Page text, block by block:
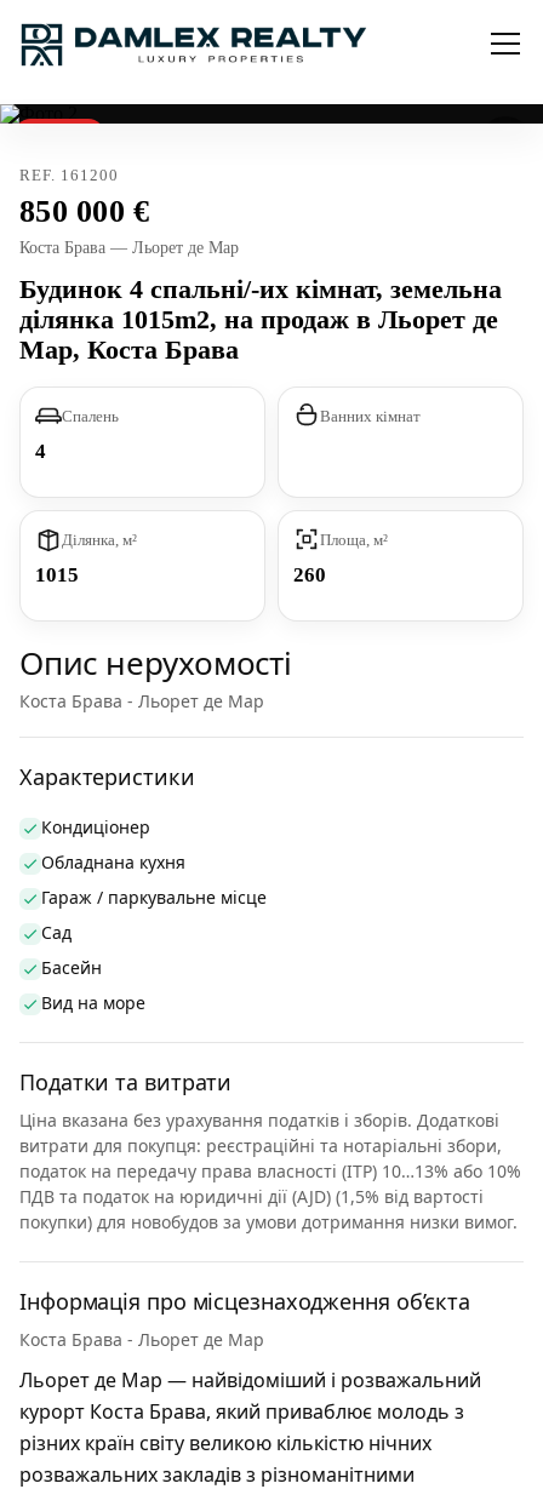
REF. 161200
850 000
Коста Брава — Льорет де Мар
Будинок 4 спальні/-их кімнат, земельна
ділянка 1015m2, на продаж в Льорет де
Мар, Коста Брава
Спалень
4
Ванних кімнат
Ділянка, м²
1015
Площа, м²
260
Опис нерухомості
Коста Брава - Льорет де Мар
Характеристики
Кондиціонер
Обладнана кухня
Гараж / паркувальне місце
Сад
Басейн
Вид на море
Податки та витрати
Ціна вказана без урахування податків і зборів. Додаткові
витрати для покупця: реєстраційні та нотаріальні збори,
податок на передачу права власності (ITP) 10…13% або 10%
ПДВ та податок на юридичні дії (AJD) (1,5% від вартості
покупки) для новобудов за умови дотримання низки вимог.
Інформація про місцезнаходження об’єкта
Коста Брава - Льорет де Мар
Льорет де Мар — найвідоміший і розважальний
курорт Коста Брава, який приваблює молодь з
різних країн світу великою кількістю нічних
розважальних закладів з різноманітними